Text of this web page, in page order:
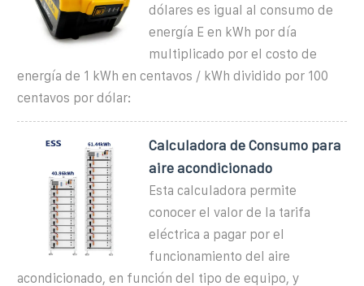
dólares es igual al consumo de
energía E en kWh por día
multiplicado por el costo de
energía de 1 kWh en centavos / kWh dividido por 100
centavos por dólar:
Calculadora de Consumo para
aire acondicionado
Esta calculadora permite
conocer el valor de la tarifa
eléctrica a pagar por el
funcionamiento del aire
acondicionado, en función del tipo de equipo, y